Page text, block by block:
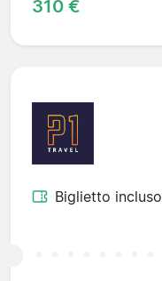
310 €
Biglietto incluso